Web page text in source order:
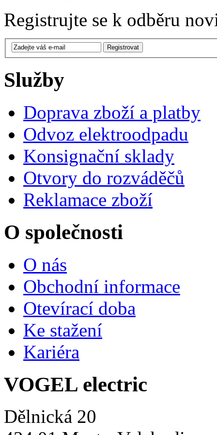
Registrujte se k odběru
Služby
Doprava zboží a platby
Odvoz elektroodpadu
Konsignační sklady
Otvory do rozváděčů
Reklamace zboží
O společnosti
O nás
Obchodní informace
Otevírací doba
Ke stažení
Kariéra
VOGEL electric
Dělnická 20